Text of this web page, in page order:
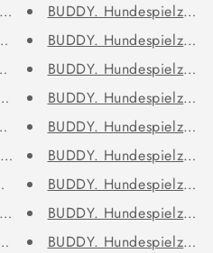
Stick...
in ...
mit goldfa...
Hundeh...
mit ...
mit Gra...
Hundemark...
mit Gra...
Baumw...
BUDDY.
BUDDY.
BUDDY.
BUDDY.
BUDDY.
BUDDY.
BUDDY.
BUDDY.
BUDDY.